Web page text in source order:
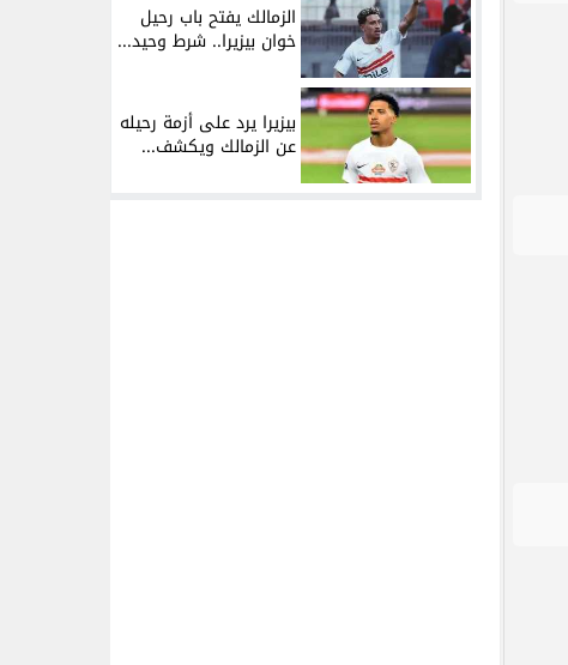
الزمالك يفتح باب رحيل
خوان بيزيرا.. شرط وحيد...
بيزيرا يرد على أزمة رحيله
عن الزمالك ويكشف...